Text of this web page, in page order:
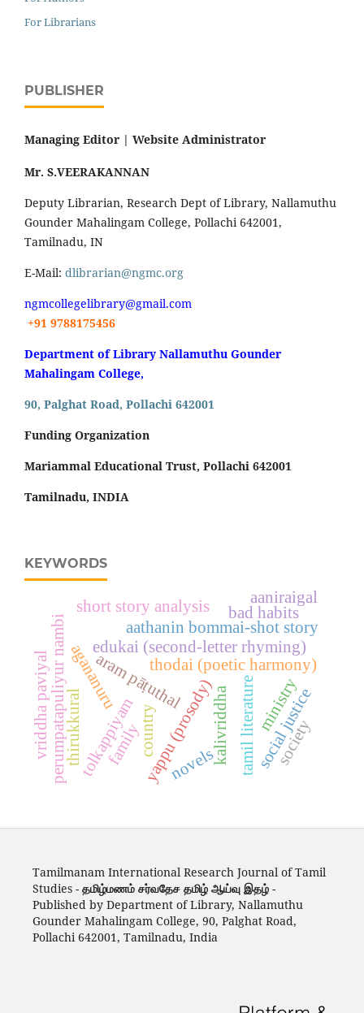
For Librarians
PUBLISHER
Managing Editor | Website Administrator
Mr. S.VEERAKANNAN
Deputy Librarian, Research Dept of Library, Nallamuthu
Gounder Mahalingam College, Pollachi 642001,
Tamilnadu, IN
E-Mail: dlibrarian@ngmc.org
ngmcollegelibrary@gmail.com
+91 9788175456
Department of Library Nallamuthu Gounder
Mahalingam College,
90, Palghat Road, Pollachi 642001
Funding Organization
Mariammal Educational Trust, Pollachi 642001
Tamilnadu, INDIA
KEYWORDS
tolkappiyamyappu (prosody)
thodai (poetic harmony)
edukai (second-letter rhyming)
agananuru
perumpatapuliyur nambi
vriddha paviyal kalivriddhatamil literature
aathanin bommai-shot story
aram pāṭuthal
short story analysis
thirukkural ministry
social justice
country
novels
family society
bad habits
aaniraigal
Tamilmanam International Research Journal of Tamil
Studies - தமிழ்மணம் சர்வதேச தமிழ் ஆய்வு இதழ்-
Published by Department of Library, Nallamuthu
Gounder Mahalingam College, 90, Palghat Road,
Pollachi 642001, Tamilnadu, India